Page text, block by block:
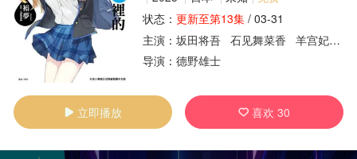
状态： 更新至第13集/ 03-31
主演： 坂田将吾 石见舞菜香 羊宫妃那
导演： 德野雄士
 立即播放  喜欢30